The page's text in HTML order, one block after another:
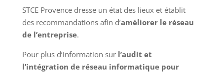
STCE Provence dresse un état des lieux et établit
des recommandations afin d’améliorer le réseau
de l’entreprise.
Pour plus d’information sur l’audit et
l’intégration de réseau informatique pour